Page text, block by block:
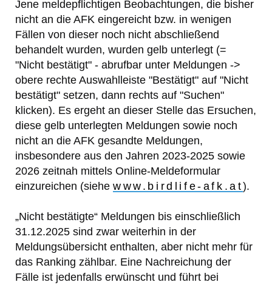
Jene meldepflichtigen Beobachtungen, die bisher
nicht an die AFK eingereicht bzw. in wenigen
Fällen von dieser noch nicht abschließend
behandelt wurden, wurden gelb unterlegt (=
"Nicht bestätigt" - abrufbar unter Meldungen ->
obere rechte Auswahlleiste "Bestätigt" auf "Nicht
bestätigt" setzen, dann rechts auf "Suchen"
klicken). Es ergeht an dieser Stelle das Ersuchen,
diese gelb unterlegten Meldungen sowie noch
nicht an die AFK gesandte Meldungen,
insbesondere aus den Jahren 2023-2025 sowie
2026 zeitnah mittels Online-Meldeformular
einzureichen (siehe www.birdlife-afk.at).
„Nicht bestätigte“ Meldungen bis einschließlich
31.12.2025 sind zwar weiterhin in der
Meldungsübersicht enthalten, aber nicht mehr für
das Ranking zählbar. Eine Nachreichung der
Fälle ist jedenfalls erwünscht und führt bei